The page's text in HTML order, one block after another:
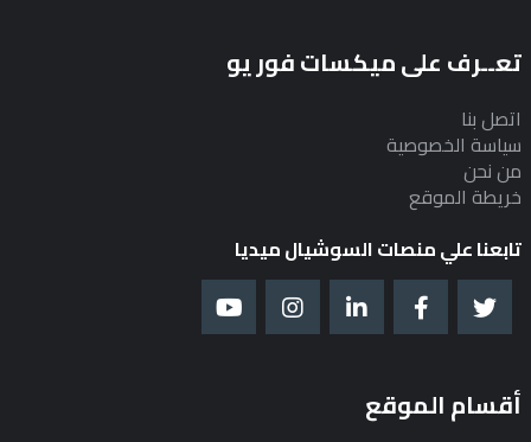
تعــرف على ميكسات فور يو
اتصل بنا
سياسة الخصوصية
من نحن
خريطة الموقع
تابعنا علي منصات السوشيال ميديا
أقسام الموقع